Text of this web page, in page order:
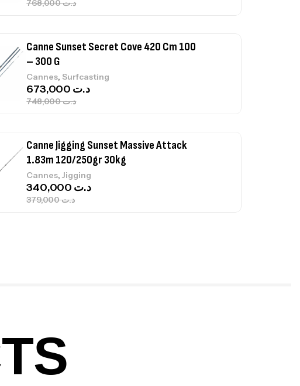
د.ت768,000
Canne Sunset Secret Cove 420 Cm 100
– 300 G
Cannes, Surfcasting
د.ت748,000
د.ت
Canne Jigging Sunset Massive Attack
1.83m 120/250gr 30kg
Cannes,Jigging
د.ت379,000
د.ت
Volant 3 Branches Inox T26S/35
Accastillage bateau